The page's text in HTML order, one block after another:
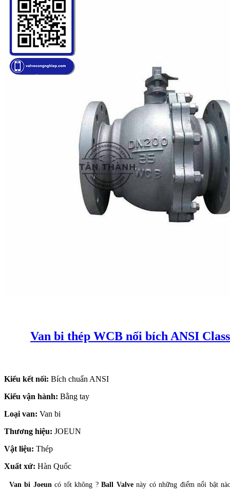
Van bi thép WCB nối bích ANSI
Kiểu kết nối: Bích chuẩn ANSI
Kiểu vận hành: Bằng tay
Loại van: Van bi
Thương hiệu: JOEUN
Vật liệu: Thép
Xuất xứ: Hàn Quốc
Van bi Joeuncó tốt không ?Ball Valvenày có những điểm nổi bật